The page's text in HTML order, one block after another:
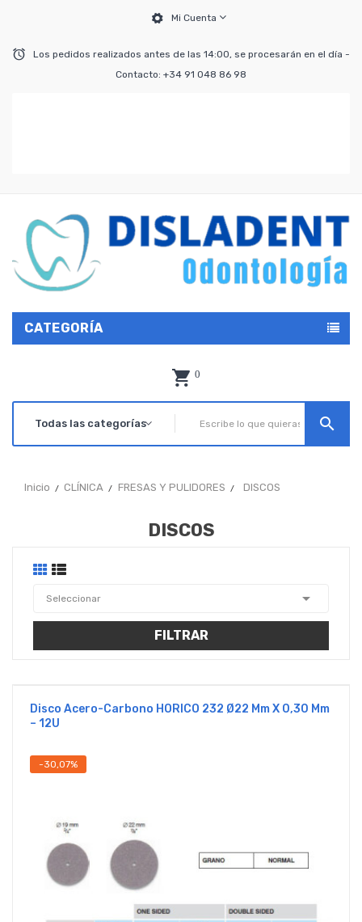
Mi Cuenta
Los pedidos realizados antes de las 14:00, se procesarán en el día -
Contacto: +34 91 048 86 98
CATEGORÍA
0
search
Inicio CLÍNICA FRESAS Y PULIDORES DISCOS
DISCOS
Seleccionar 
FILTRAR
Disco Acero-Carbono HORICO 232 Ø22 Mm X 0,30 Mm
– 12U
-30,07%